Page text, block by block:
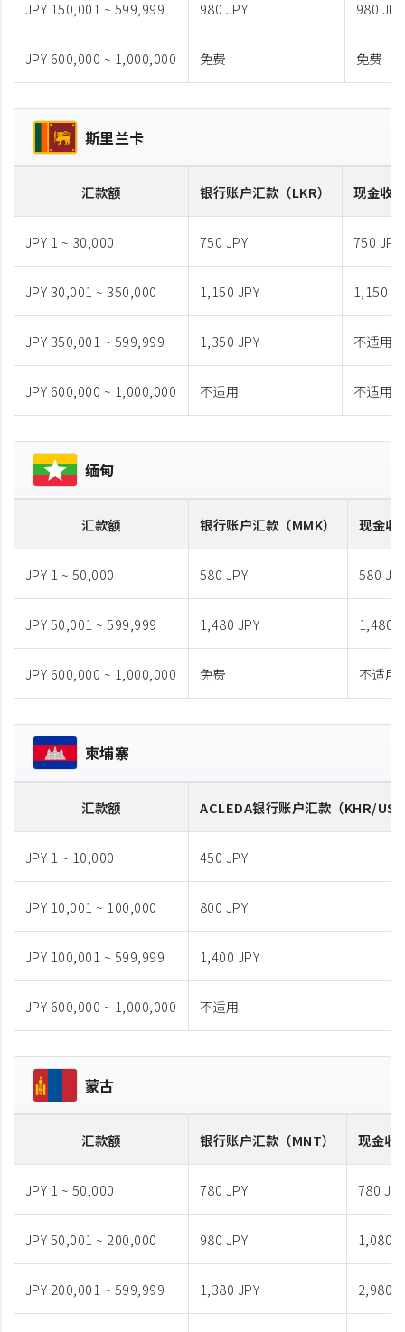
JPY 150,001 ~ 599,999 980 JPY 980 JPY
JPY 600,000 ~ 1,000,000 免费 免费
斯里兰卡
汇款额 银行账户汇款 （LKR） 现金收
JPY 1 ~ 30,000 750 JPY 750 JPY
JPY 30,001 ~ 350,000 1,150 JPY 1,150
JPY 350,001 ~ 599,999 1,350 JPY 不适用
JPY 600,000 ~ 1,000,000 不适用 不适用
缅甸
汇款额 银行账户汇款 （MMK） 现金收
JPY 1 ~ 50,000 580 JPY 580
JPY 50,001 ~ 599,999 1,480 JPY 1,480
JPY 600,000 ~ 1,000,000 免费 不适用
柬埔寨
汇款额 ACLEDA银行账户汇款 （KHR/
JPY 1 ~ 10,000 450 JPY
JPY 10,001 ~ 100,000 800 JPY
JPY 100,001 ~ 599,999 1,400 JPY
JPY 600,000 ~ 1,000,000 不适用
蒙古
汇款额 银行账户汇款 （MNT） 现金收
JPY 1 ~ 50,000 780 JPY 780
JPY 50,001 ~ 200,000 980 JPY 1,080
JPY 200,001 ~ 599,999 1,380 JPY 2,980